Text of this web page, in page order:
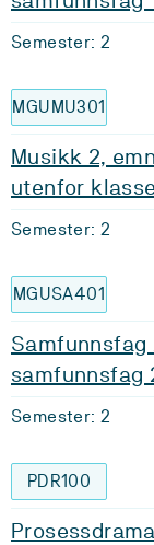
Semester: 2
MGUMU301
Musikk 2,
utenfor
Semester: 2
MGUSA401
Samfunnsfag
samfunnsfag
Semester: 2
PDR100
Prosessdrama